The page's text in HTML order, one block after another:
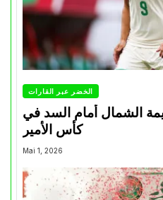
الخضر عبر القارات
الشمال أمام السد في
كأس الأمير
Mai 1, 2026